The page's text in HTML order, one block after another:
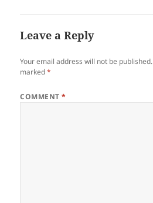
Leave a Reply
Your email address will not be published.
marked*
COMMENT*